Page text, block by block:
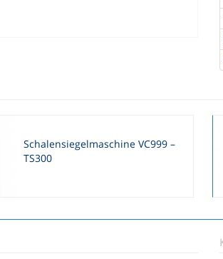
Schalensiegelmaschine VC999 –
TS300